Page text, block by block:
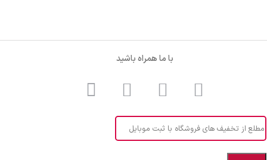
با ما همراه باشید
مطلع از تخفیف های فروشگاه با ثبت موبایل